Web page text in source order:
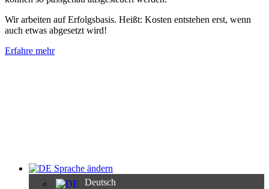
Wir arbeiten auf Erfolgsbasis. Heißt: Kosten entstehen erst, wenn
auch etwas abgesetzt wird!
Erfahre mehr
Sprache ändern
Deutsch